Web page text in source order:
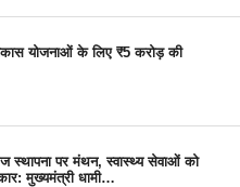
योजनाओं के लिए ₹5 करोड़ की
स्थापना पर मंथन, स्वास्थ्य सेवाओं को
मुख्यमंत्री धामी…